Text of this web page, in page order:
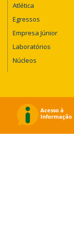
Atlética
Egressos
Empresa Júnior
Laboratórios
Núcleos